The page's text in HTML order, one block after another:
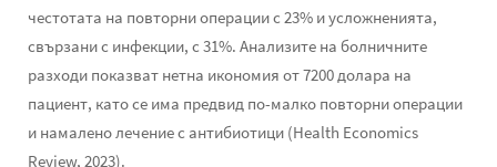
честотата на повторни операции с 23% и усложненията,
свързани с инфекции, с 31%. Анализите на болничните
разходи показват нетна икономия от 7200 долара на
пациент, като се има предвид по-малко повторни операции
и намалено лечение с антибиотици (Health Economics
Review, 2023).